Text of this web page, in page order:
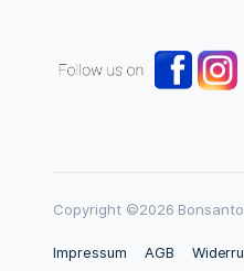
Copyright ©2026
Impressum AGB